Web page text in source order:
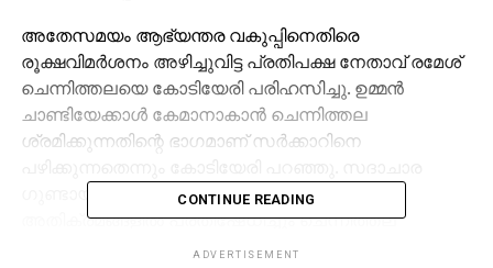
അതേസമയം ആഭ്യന്തര വകുപ്പിനെതിരെ
രൂക്ഷവിമര്‍ശനം അഴിച്ചുവിട്ട പ്രതിപക്ഷ നേതാവ് രമേശ്
ചെന്നിത്തലയെ കോടിയേരി പരിഹസിച്ചു. ഉമ്മന്‍
ചാണ്ടിയേക്കാള്‍ കേമാനാകാന്‍ ചെന്നിത്തല
ശ്രമിക്കുന്നതിന്റെ ഭാഗമാണ് സര്‍ക്കാറിനെ
ഗുണ്ടായിസത്തിനും സ്ത്രീകള്‍ക്കെതിരെയുള്ള
അതിക്രമങ്ങളില്‍ പ്രതിഷേധിച്ചും ചെന്നിത്തല
ഉപവാസം നടത്തിയിരുന്നു. ഇക്കാര്യം
CONTINUE READING
ADVERTISEMENT